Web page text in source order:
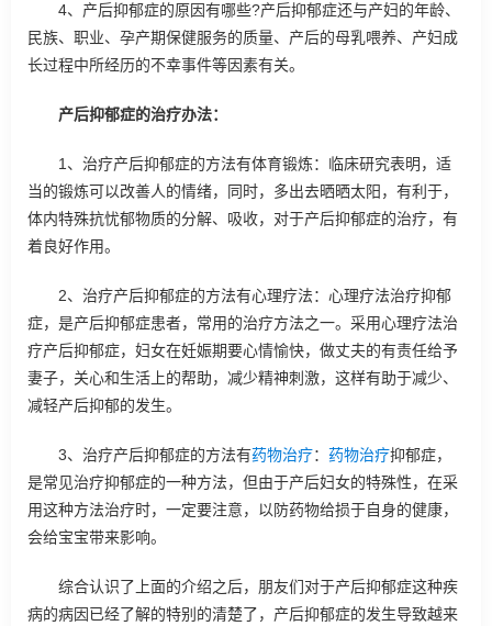
4、产后抑郁症的原因有哪些?产后抑郁症还与产妇的年龄、
民族、职业、孕产期保健服务的质量、产后的母乳喂养、产妇成
长过程中所经历的不幸事件等因素有关。
产后抑郁症的治疗办法：
1、治疗产后抑郁症的方法有体育锻炼：临床研究表明，适
当的锻炼可以改善人的情绪，同时，多出去晒晒太阳，有利于，
体内特殊抗忧郁物质的分解、吸收，对于产后抑郁症的治疗，有
着良好作用。
2、治疗产后抑郁症的方法有心理疗法：心理疗法治疗抑郁
症，是产后抑郁症患者，常用的治疗方法之一。采用心理疗法治
疗产后抑郁症，妇女在妊娠期要心情愉快，做丈夫的有责任给予
妻子，关心和生活上的帮助，减少精神刺激，这样有助于减少、
减轻产后抑郁的发生。
3、治疗产后抑郁症的方法有药物治疗： 药物治疗抑郁症，
是常见治疗抑郁症的一种方法，但由于产后妇女的特殊性，在采
用这种方法治疗时，一定要注意，以防药物给损于自身的健康，
会给宝宝带来影响。
综合认识了上面的介绍之后，朋友们对于产后抑郁症这种疾
病的病因已经了解的特别的清楚了，产后抑郁症的发生导致越来